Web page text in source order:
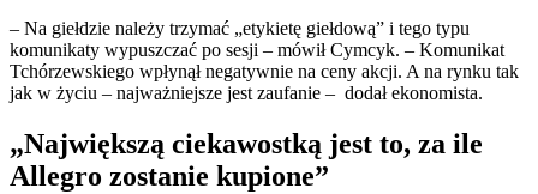
– Na giełdzie należy trzymać „etykietę giełdową” i tego typu
komunikaty wypuszczać po sesji – mówił Cymcyk. – Komunikat
Tchórzewskiego wpłynął negatywnie na ceny akcji. A na rynku tak
jak w życiu – najważniejsze jest zaufanie – dodał ekonomista.
„Największą ciekawostką jest to, za ile
Allegro zostanie kupione”